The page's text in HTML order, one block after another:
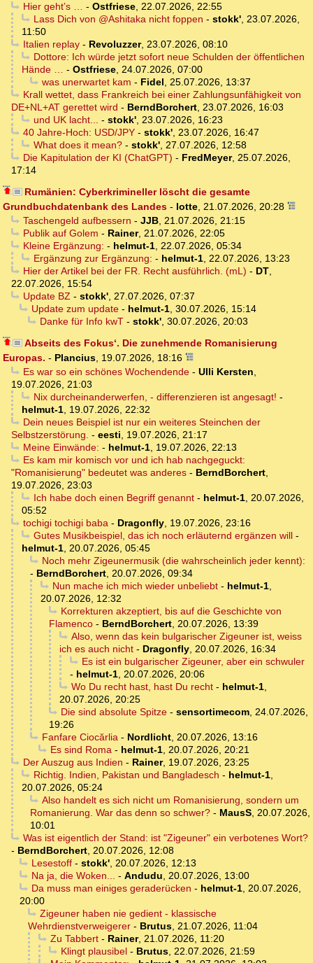
Hier geht’s … - Ostfriese, 22.07.2026, 22:55
Lass Dich von @Ashitaka nicht foppen - stokk', 23.07.2026,
11:50
Italien replay- Revoluzzer, 23.07.2026, 08:10
Dottore: Ich würde jetzt sofort neue Schulden der öffentlichen
Hände … - Ostfriese, 24.07.2026, 07:00
was unerwartet kam - Fidel, 25.07.2026, 13:37
Krall wettet, dass Frankreich bei einer Zahlungsunfähigkeit von
DE+NL+AT gerettet wird - BerndBorchert, 23.07.2026, 16:03
und UK lacht... - stokk', 23.07.2026, 16:23
40 Jahre-Hoch: USD/JPY- stokk', 23.07.2026, 16:47
What does it mean?- stokk', 27.07.2026, 12:58
Die Kapitulation der KI (ChatGPT) - FredMeyer, 25.07.2026,
17:14
Rumänien: Cyberkrimineller löscht die gesamte
Grundbuchdatenbank des Landes - lotte, 21.07.2026, 20:28
Taschengeld aufbessern - JJB, 21.07.2026, 21:15
Publik auf Golem - Rainer, 21.07.2026, 22:05
Kleine Ergänzung: - helmut-1, 22.07.2026, 05:34
Ergänzung zur Ergänzung: - helmut-1, 22.07.2026, 13:23
Hier der Artikel bei der FR. Recht ausführlich. (mL) - DT,
22.07.2026, 15:54
Update BZ- stokk', 27.07.2026, 07:37
Update zum update- helmut-1, 30.07.2026, 15:14
Danke für Info kwT- stokk', 30.07.2026, 20:03
Abseits des Fokus‘. Die zunehmende Romanisierung
Europas. - Plancius, 19.07.2026, 18:16
Es war so ein schönes Wochendende- Ulli Kersten,
19.07.2026, 21:03
Nix durcheinanderwerfen, - differenzieren ist angesagt! -
helmut-1, 19.07.2026, 22:32
Dein neues Beispiel ist nur ein weiteres Steinchen der
Selbstzerstörung. - eesti, 19.07.2026, 21:17
Meine Einwände: - helmut-1, 19.07.2026, 22:13
Es kam mir komisch vor und ich hab nachgeguckt:
"Romanisierung" bedeutet was anderes - BerndBorchert,
19.07.2026, 23:03
Ich habe doch einen Begriff genannt- helmut-1, 20.07.2026,
05:52
tochigi tochigi baba- Dragonfly, 19.07.2026, 23:16
Gutes Musikbeispiel, das ich noch erläuternd ergänzen will-
helmut-1, 20.07.2026, 05:45
Noch mehr Zigeunermusik (die wahrscheinlich jeder kennt):
- BerndBorchert, 20.07.2026, 09:34
Nun mache ich mich wieder unbeliebt- helmut-1,
20.07.2026, 12:32
Korrekturen akzeptiert, bis auf die Geschichte von
Flamenco - BerndBorchert, 20.07.2026, 13:39
Also, wenn das kein bulgarischer Zigeuner ist, weiss
ich es auch nicht - Dragonfly, 20.07.2026, 16:34
Es ist ein bulgarischer Zigeuner, aber ein schwuler
- helmut-1, 20.07.2026, 20:06
Wo Du recht hast, hast Du recht- helmut-1,
20.07.2026, 20:25
Die sind absolute Spitze- sensortimecom, 24.07.2026,
19:26
Fanfare Ciocărlia- Nordlicht, 20.07.2026, 13:16
Es sind Roma- helmut-1, 20.07.2026, 20:21
Der Auszug aus Indien - Rainer, 19.07.2026, 23:25
Richtig. Indien, Pakistan und Bangladesch - helmut-1,
20.07.2026, 05:24
Also handelt es sich nicht um Romanisierung, sondern um
Romanierung. War das denn so schwer? - MausS, 20.07.2026,
10:01
Was ist eigentlich der Stand: ist "Zigeuner" ein verbotenes Wort?
- BerndBorchert, 20.07.2026, 12:08
Lesestoff- stokk', 20.07.2026, 12:13
Na ja, die Woken... - Andudu, 20.07.2026, 13:00
Da muss man einiges geraderücken - helmut-1, 20.07.2026,
20:00
Zigeuner haben nie gedient - klassische
Wehrdienstverweigerer - Brutus, 21.07.2026, 11:04
Zu Tabbert- Rainer, 21.07.2026, 11:20
Klingt plausibel- Brutus, 22.07.2026, 21:59